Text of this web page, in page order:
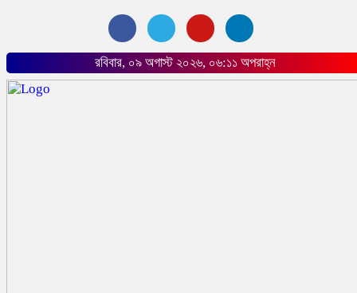
রবিবার, ০৯ অগাস্ট ২০২৬, ০৬:১১ অপরাহ্ন